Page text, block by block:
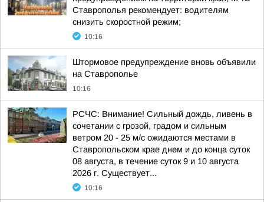
Ставрополья рекомендует: водителям
снизить скоростной режим;
10:16
Штормовое предупреждение вновь объявили
на Ставрополье
10:16
РСЧС: Внимание! Сильный дождь, ливень в
сочетании с грозой, градом и сильным
ветром 20 - 25 м/с ожидаются местами в
Ставропольском крае днем и до конца суток
08 августа, в течение суток 9 и 10 августа
2026 г. Существует...
10:16